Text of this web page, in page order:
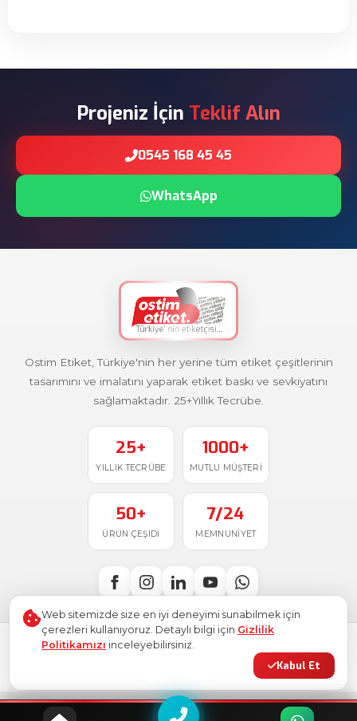
Projeniz İçin Teklif Alın
0545 168 45 45
WhatsApp
Ostim Etiket, Türkiye'nin her yerine tüm etiket çeşitlerinin
tasarımını ve imalatını yaparak etiket baskı ve sevkiyatını
sağlamaktadır. 25+Yıllık Tecrübe.
25+
YILLIK TECRÜBE
1000+
MUTLU MÜŞTERI
50+
ÜRÜN ÇEŞIDI
7/24
MEMNUNIYET
. Tüm hakları saklıdır.
Türkiye'de ile üretildi
Site Haritası
Web sitemizde size en iyi deneyimi sunabilmek için
çerezleri kullanıyoruz. Detaylı bilgi için Gizlilik
Politikamızı inceleyebilirsiniz.
Kabul Et